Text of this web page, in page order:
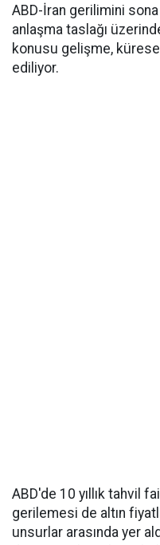
ABD-İran gerilimini
anlaşma taslağı
konusu gelişme,
ediliyor.
ABD'de 10 yıllık tahvil
gerilemesi de altın
unsurlar arasında yer